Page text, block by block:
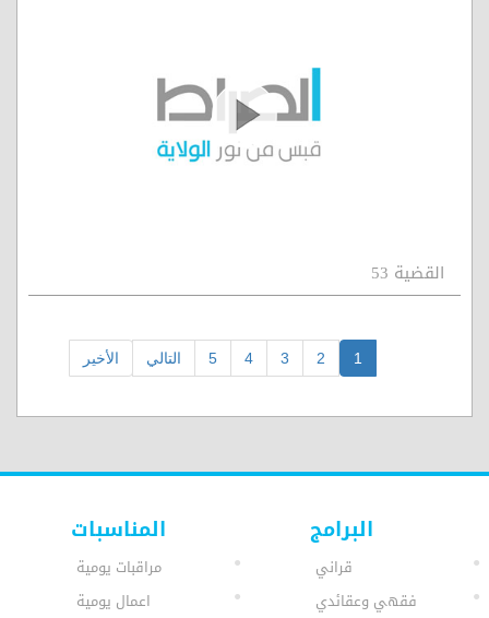
القضية 53
1
2
3
4
5 التالي الأخير
البرامج
قراني
فقهي وعقائدي
المناسبات
مراقبات يومية
اعمال يومية